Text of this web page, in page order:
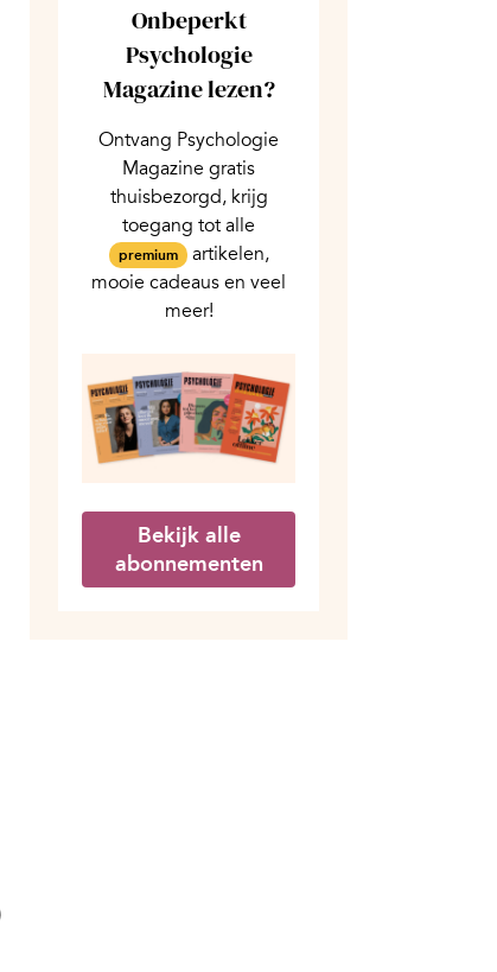
Onbeperkt
Psychologie
Magazine lezen?
Ontvang Psychologie
Magazine gratis
thuisbezorgd, krijg
toegang tot alle
premium artikelen,
mooie cadeaus en veel
meer!
Bekijk alle
abonnementen